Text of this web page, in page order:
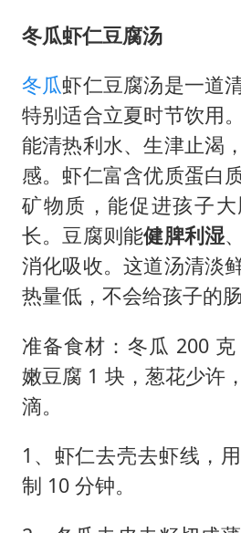
冬瓜虾仁豆腐汤
冬瓜虾仁豆腐汤是一道
特别适合立夏时节饮用
能清热利水、生津止渴
感。虾仁富含优质蛋白
矿物质，能促进孩子
长。豆腐则能健脾利湿、
消化吸收。这道汤清淡
热量低，不会给孩子的
准备食材：冬瓜 200 克
嫩豆腐 1 块，葱花少许
滴。
1、虾仁去壳去虾线，
制 10 分钟。